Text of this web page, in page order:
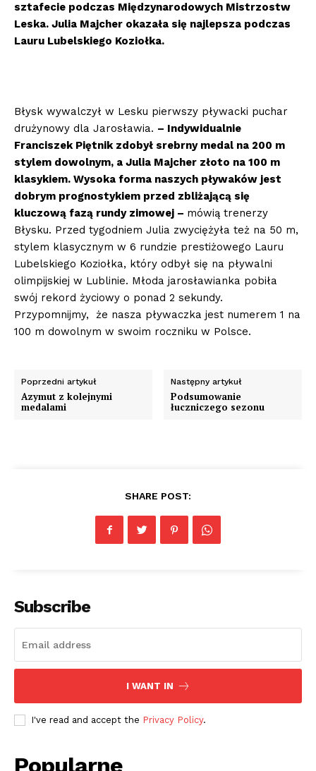
sztafecie podczas Międzynarodowych Mistrzostw
Leska. Julia Majcher okazała się najlepsza podczas
Lauru Lubelskiego Koziołka.
Błysk wywalczył w Lesku pierwszy pływacki puchar
drużynowy dla Jarosławia. – Indywidualnie
Franciszek Piętnik zdobył srebrny medal na 200 m
stylem dowolnym, a Julia Majcher złoto na 100 m
klasykiem. Wysoka forma naszych pływaków jest
dobrym prognostykiem przed zbliżającą się
kluczową fazą rundy zimowej – mówią trenerzy
Błysku. Przed tygodniem Julia zwyciężyła też na 50 m,
stylem klasycznym w 6 rundzie prestiżowego Lauru
Lubelskiego Koziołka, który odbył się na pływalni
olimpijskiej w Lublinie. Młoda jarosławianka pobiła
swój rekord życiowy o ponad 2 sekundy.
Przypomnijmy, że nasza pływaczka jest numerem 1 na
100 m dowolnym w swoim roczniku w Polsce.
Poprzedni artykuł
Azymut z kolejnymi
medalami
Następny artykuł
Podsumowanie
łuczniczego sezonu
SHARE POST:
Subscribe
I WANT IN
I've read and accept the Privacy Policy.